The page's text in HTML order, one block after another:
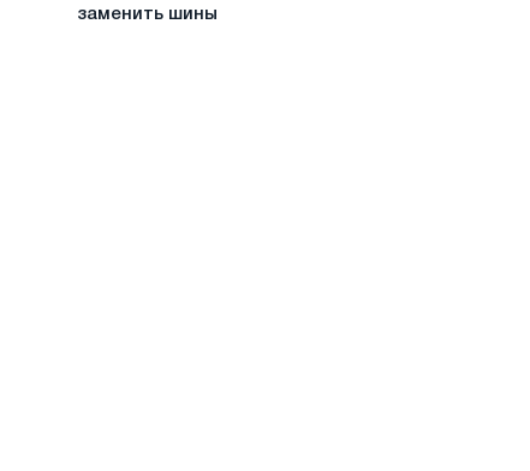
заменить шины